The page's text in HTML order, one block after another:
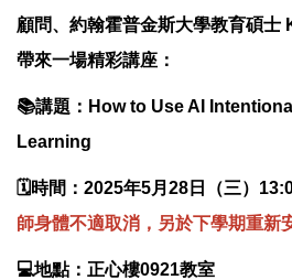
顧問、約翰霍普金斯大學教育碩士
帶來一場精彩講座：
📚講題：How to Use AI
Learning
🗓️時間：2025年5月28日（三）
師身體不適取消，另於下學期重新
💻地點：正心樓0921教室